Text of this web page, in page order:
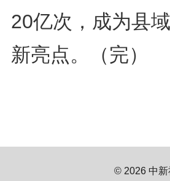
20亿次，成为县
新亮点。（完）
© 2026 中新